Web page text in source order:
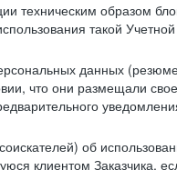
техническим образом
такой
данных
что они размещали
об
клиентом Заказчика,